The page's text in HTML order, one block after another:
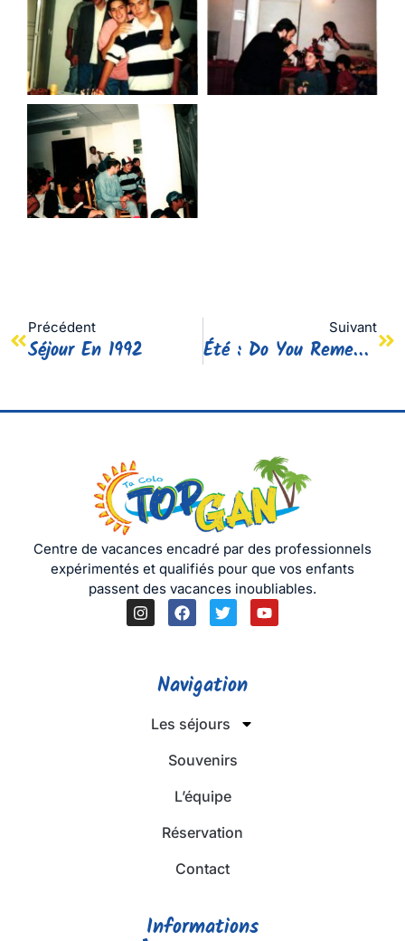
Précédent
Séjour En 1992
Suivant
Été : Do You Remember ?
Centre de vacances encadré par des professionnels
expérimentés et qualifiés pour que vos enfants
passent des vacances inoubliables.
Navigation
Les séjours
Souvenirs
L’équipe
Réservation
Contact
Informations